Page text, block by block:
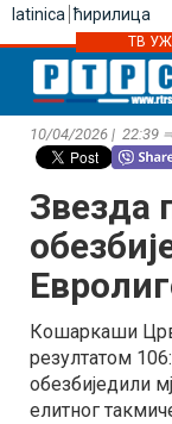
latinica ћирилица
ТВ
10/04/2026 | 22:39 ⇒
Звезда
Кошаркаши
резултатом
обезбиједили
елитног